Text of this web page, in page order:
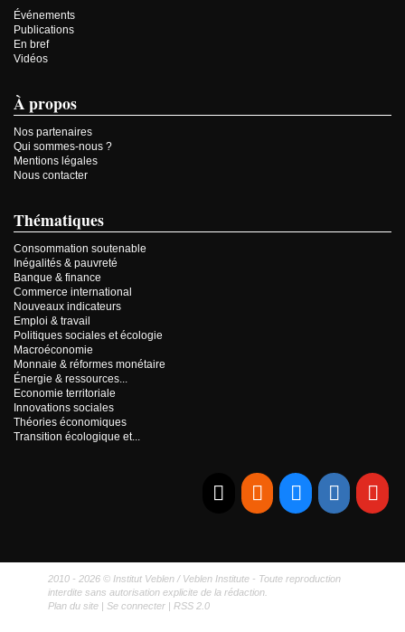
Événements
Publications
En bref
Vidéos
À propos
Nos partenaires
Qui sommes-nous ?
Mentions légales
Nous contacter
Thématiques
Consommation soutenable
Inégalités & pauvreté
Banque & finance
Commerce international
Nouveaux indicateurs
Emploi & travail
Politiques sociales et écologie
Macroéconomie
Monnaie & réformes monétaire
Énergie & ressources...
Economie territoriale
Innovations sociales
Théories économiques
Transition écologique et...
2010 - 2026 © Institut Veblen / Veblen Institute - Toute reproduction
interdite sans autorisation explicite de la rédaction.
Plan du site |Se connecter | RSS 2.0